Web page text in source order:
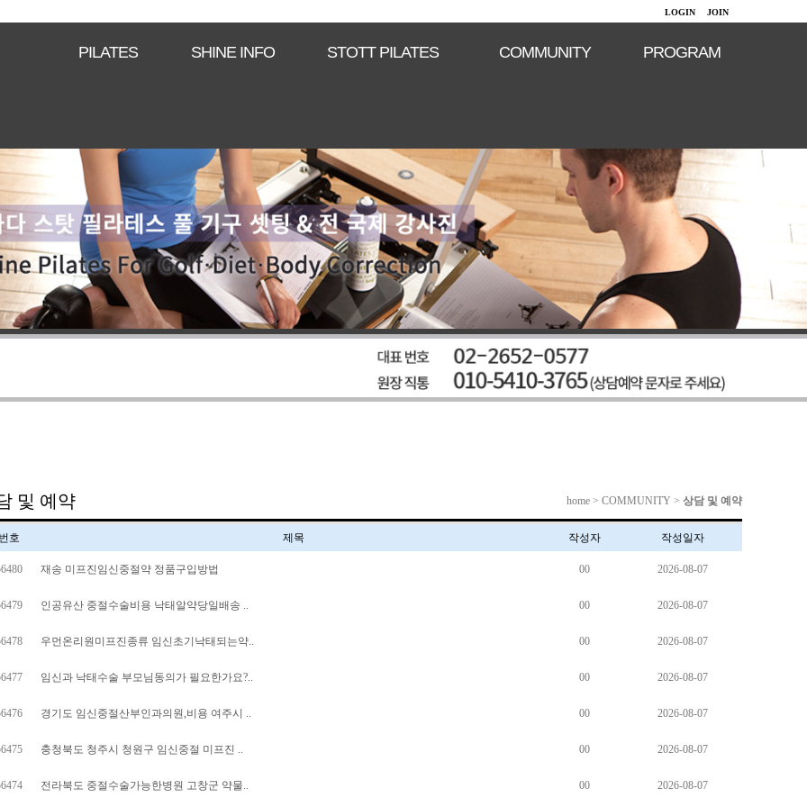
LOGIN JOIN
PILATES SHINE INFO STOTT PILATES COMMUNITY PROGRAM
및 예약 home > COMMUNITY > 상담 및 예약
호 제목 작성자 작성일자
재송 미프진임신중절약 정품구입방법 00 2026-08-07
인공유산 중절수술비용 낙태알약당일배송 .. 00 2026-08-07
우먼온리원미프진종류 임신초기낙태되는약.. 00 2026-08-07
임신과 낙태수술 부모님동의가 필요한가요?.. 00 2026-08-07
경기도 임신중절산부인과의원,비용 여주시 .. 00 2026-08-07
충청북도 청주시 청원구 임신중절 미프진 .. 00 2026-08-07
전라북도 중절수술가능한병원 고창군 약물.. 00 2026-08-07